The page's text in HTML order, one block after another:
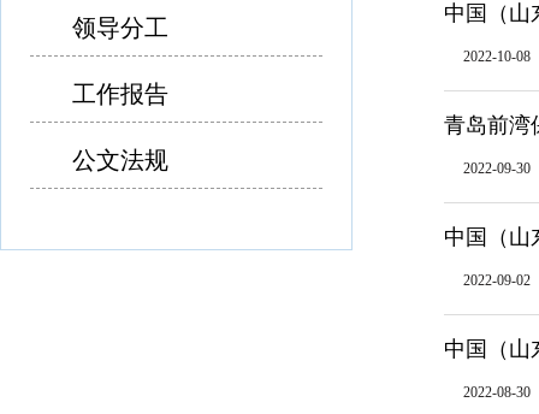
领导分工
工作报告
公文法规
中国（山
2022-10-08
青岛前湾
2022-09-30
中国（山
2022-09-02
中国（山
2022-08-30